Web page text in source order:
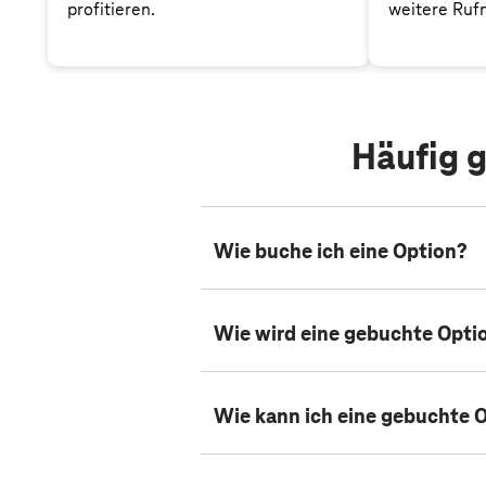
profitieren.
weitere
Häufig
Wie buche ich eine Option?
Die Buchung einer Option erfolgt
Wie wird eine gebuchte
Die Abrechnung einer gebuchten
Wie kann ich eine gebuchte